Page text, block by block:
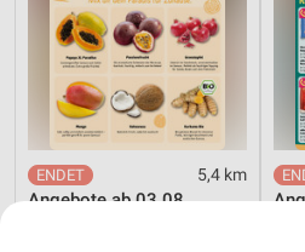
5,4 km
Angebote ab 03.08.